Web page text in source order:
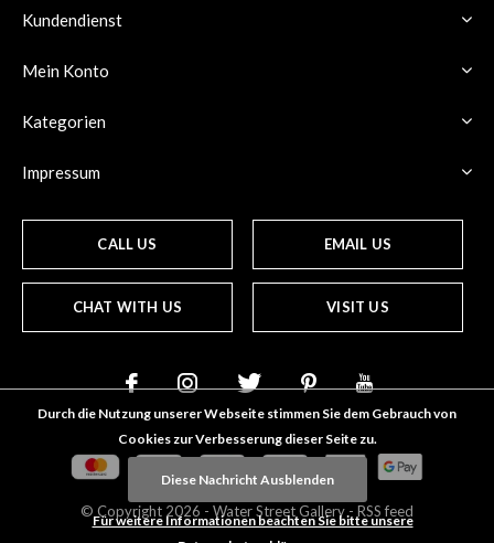
Kundendienst
Mein Konto
Kategorien
Impressum
CALL US EMAIL US
CHAT WITH US VISIT US
© Copyright 2026 - Water Street Gallery- RSS feed
Durch die Nutzung unserer Webseite stimmen Sie dem Gebrauch von
Cookies zur Verbesserung dieser Seite zu.
Diese Nachricht Ausblenden
Für weitere Informationen beachten Sie bitte unsere